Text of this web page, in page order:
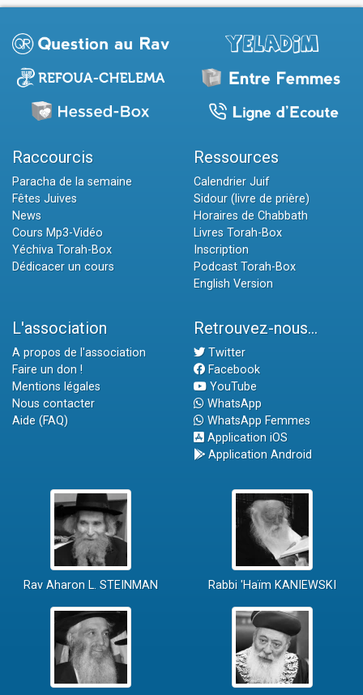
Raccourcis
Paracha de la semaine
Fêtes Juives
News
Cours Mp3-Vidéo
Yéchiva Torah-Box
Dédicacer un cours
Ressources
Calendrier Juif
Sidour (livre de prière)
Horaires de Chabbath
Livres Torah-Box
Inscription
Podcast Torah-Box
English Version
L'association
A propos de l'association
Faire un don !
Mentions légales
Nous contacter
Aide (FAQ)
Retrouvez-nous...
Twitter
Facebook
YouTube
WhatsApp
WhatsApp Femmes
Application iOS
Application Android
Rav Aharon L. STEINMAN Rabbi 'Haïm KANIEWSKI